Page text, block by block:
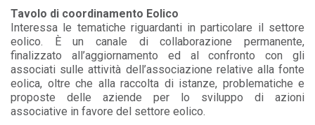
Tavolo di coordinamento Eolico
Interessa le tematiche riguardanti in particolare il settore
eolico. È un canale di collaborazione permanente,
finalizzato all’aggiornamento ed al confronto con gli
associati sulle attività dell’associazione relative alla fonte
eolica, oltre che alla raccolta di istanze, problematiche e
proposte delle aziende per lo sviluppo di azioni
associative in favore del settore eolico.